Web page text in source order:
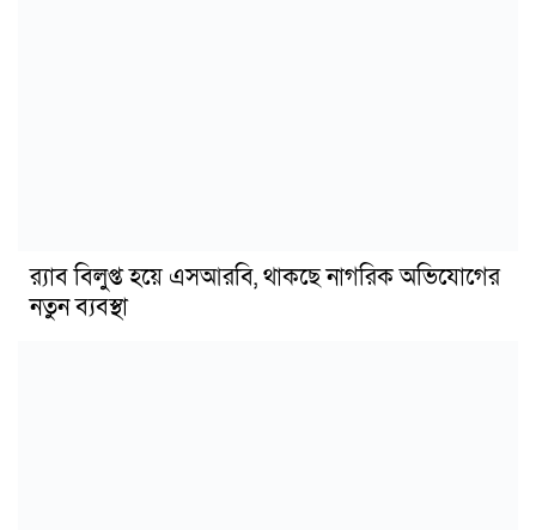
র‍্যাব বিলুপ্ত হয়ে এসআরবি, থাকছে নাগরিক অভিযোগের
নতুন ব্যবস্থা